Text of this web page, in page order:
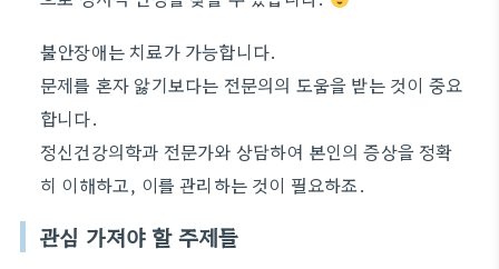
불안장애는 치료가 가능합니다.
문제를 혼자 앓기보다는 전문의의 도움을 받는 것이 중요
합니다.
정신건강의학과 전문가와 상담하여 본인의 증상을 정확
히 이해하고, 이를 관리하는 것이 필요하죠.
관심 가져야 할 주제들